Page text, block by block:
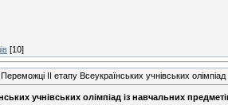
[10]
ІІ етапу Всеукраїнських учнівських
учнівських олімпіад із навчальних